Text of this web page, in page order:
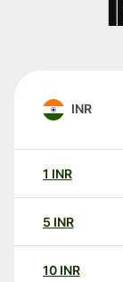
INR
1 INR
5 INR
10 INR